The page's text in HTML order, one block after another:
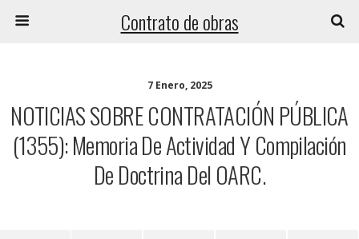
Contrato de obras
7 Enero, 2025
NOTICIAS SOBRE CONTRATACIÓN PÚBLICA
(1355): Memoria De Actividad Y Compilación
De Doctrina Del OARC.